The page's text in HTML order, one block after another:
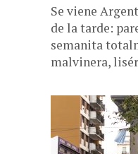
Se viene
de la tarde:
semanita
malvinera,